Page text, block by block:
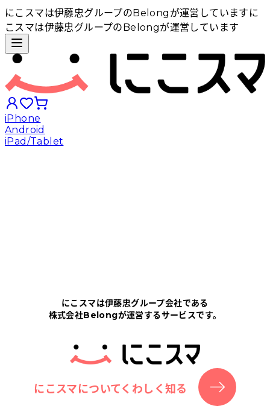
にこスマは伊藤忠グループのBelongが運営しています に
こスマは伊藤忠グループのBelongが運営しています
iPhone
Android
iPad/Tablet
にこスマについて
サポートセンター
お客さまの声
にこスマは伊藤忠グループ会社である
株式会社Belongが運営するサービスです。
にこスマについてくわしく知る